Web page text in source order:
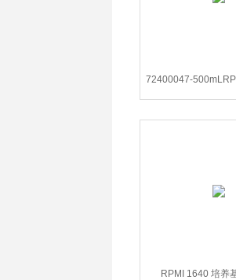
72400047-
基，
RPMI 1640 培养